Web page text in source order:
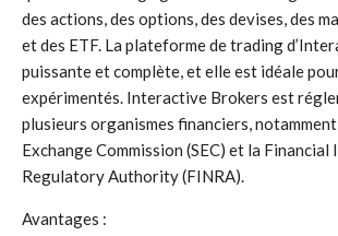
des actions, des options, des devises, des
et des ETF. La plateforme de trading
puissante et complète, et elle est idéale
expérimentés. Interactive Brokers est
plusieurs organismes financiers,
Exchange Commission (SEC) et la Financial
Regulatory Authority (FINRA).
Avantages :